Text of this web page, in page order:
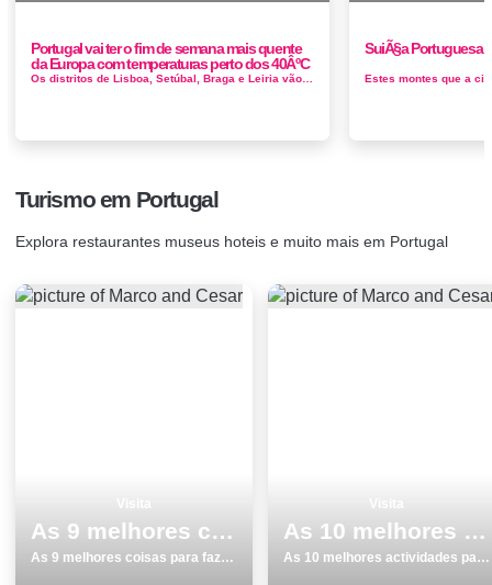
Portugal vai ter o fim de semana mais quente
da Europa com temperaturas perto dos 40ÂºC
Os distritos de Lisboa, Setúbal, Braga e Leiria vão estar sob aviso amarelo até às 17 horas de sábado devido ao tem...
SuiÃ§a Portuguesa
Turismo em Portugal
Explora restaurantes museus hoteis e muito mais em Portugal
As 9 melhores coisas para fazer e visitar em BraganÃ§a
As 9 melhores coisas para fazer e visitar em BraganÃ§a
As 10 melhores actividades para fazer e visitar em Ilha de SÃ£o Miguel
As 10 melhores actividades para fazer e visitar em Ilha de SÃ£o Miguel